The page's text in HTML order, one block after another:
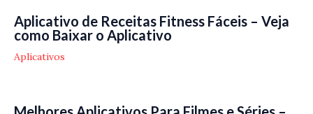
Aplicativo de Receitas Fitness Fáceis – Veja
como Baixar o Aplicativo
Aplicativos